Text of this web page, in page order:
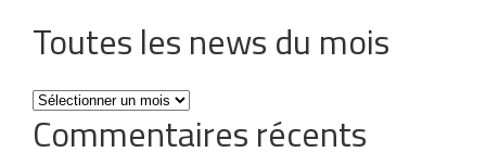
Toutes les news du mois
Toutes
les
news
Commentaires récents